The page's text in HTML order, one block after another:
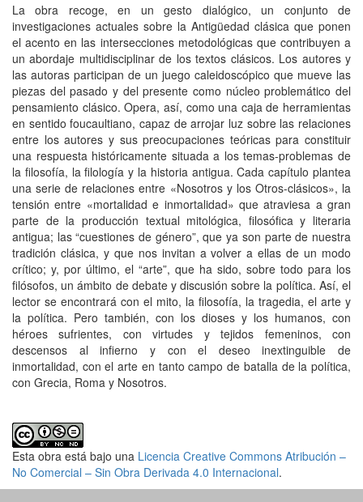
La obra recoge, en un gesto dialógico, un conjunto de
investigaciones actuales sobre la Antigüedad clásica que ponen
el acento en las intersecciones metodológicas que contribuyen a
un abordaje multidisciplinar de los textos clásicos. Los autores y
las autoras participan de un juego caleidoscópico que mueve las
piezas del pasado y del presente como núcleo problemático del
pensamiento clásico. Opera, así, como una caja de herramientas
en sentido foucaultiano, capaz de arrojar luz sobre las relaciones
entre los autores y sus preocupaciones teóricas para constituir
una respuesta históricamente situada a los temas-problemas de
la filosofía, la filología y la historia antigua. Cada capítulo plantea
una serie de relaciones entre «Nosotros y los Otros-clásicos», la
tensión entre «mortalidad e inmortalidad» que atraviesa a gran
parte de la producción textual mitológica, filosófica y literaria
antigua; las “cuestiones de género”, que ya son parte de nuestra
tradición clásica, y que nos invitan a volver a ellas de un modo
crítico; y, por último, el “arte”, que ha sido, sobre todo para los
filósofos, un ámbito de debate y discusión sobre la política. Así, el
lector se encontrará con el mito, la filosofía, la tragedia, el arte y
la política. Pero también, con los dioses y los humanos, con
héroes sufrientes, con virtudes y tejidos femeninos, con
descensos al infierno y con el deseo inextinguible de
inmortalidad, con el arte en tanto campo de batalla de la política,
con Grecia, Roma y Nosotros.
Esta obra está bajo una Licencia Creative Commons Atribución –
No Comercial – Sin Obra Derivada 4.0 Internacional.